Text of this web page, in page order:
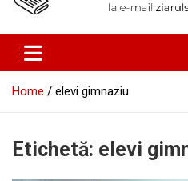
Home elevi gimnaziu
Etichetă: elevi